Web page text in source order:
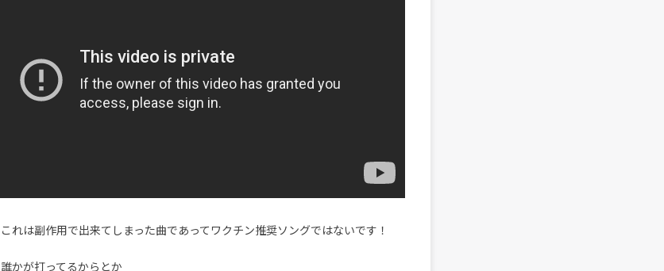
これは副作用で出来てしまった曲であってワクチン推奨ソングではないです！
誰かが打ってるからとか